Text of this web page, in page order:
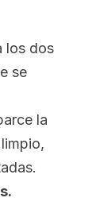
los dos
se
la